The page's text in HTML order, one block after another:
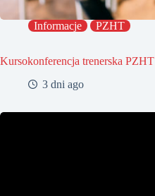
Informacje PZHT
Kursokonferencja trenerska PZHT
3 dni ago